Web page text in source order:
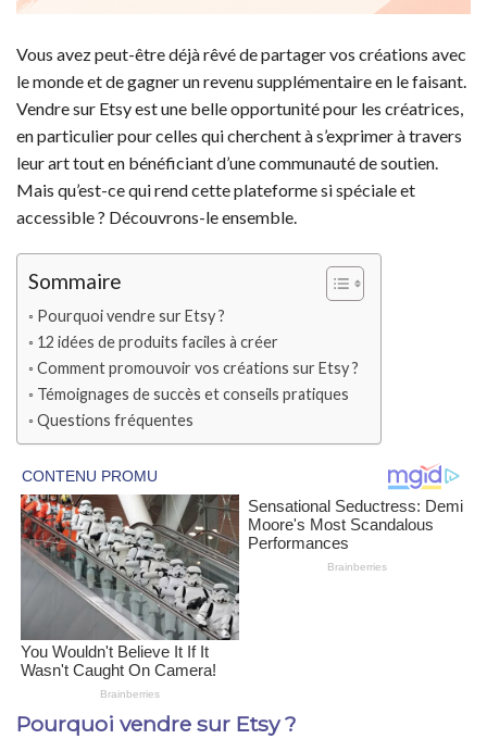
Vous avez peut-être déjà rêvé de partager vos créations avec
le monde et de gagner un revenu supplémentaire en le faisant.
Vendre sur Etsy est une belle opportunité pour les créatrices,
en particulier pour celles qui cherchent à s’exprimer à travers
leur art tout en bénéficiant d’une communauté de soutien.
Mais qu’est-ce qui rend cette plateforme si spéciale et
accessible ? Découvrons-le ensemble.
Sommaire
Pourquoi vendre sur Etsy ?
12 idées de produits faciles à créer
Comment promouvoir vos créations sur Etsy ?
Témoignages de succès et conseils pratiques
Questions fréquentes
Pourquoi vendre sur Etsy ?